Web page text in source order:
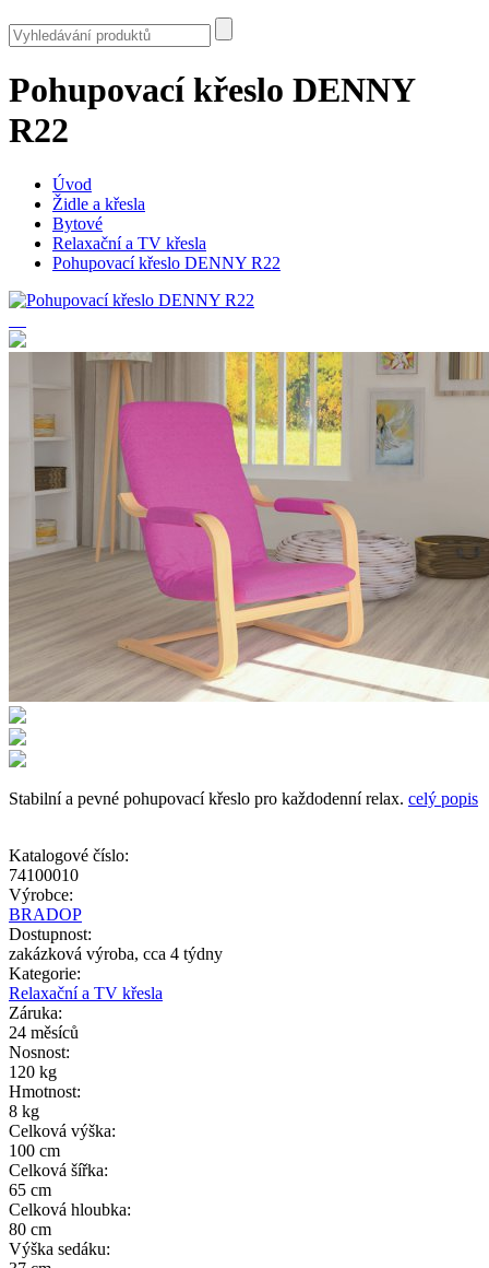
Pohupovací křeslo DENNY
R22
Úvod
Židle a křesla
Bytové
Relaxační a TV křesla
Pohupovací křeslo DENNY R22
Stabilní a pevné pohupovací křeslo pro každodenní relax. celý popis
Katalogové číslo:
74100010
Výrobce:
BRADOP
Dostupnost:
zakázková výroba, cca 4 týdny
Kategorie:
Relaxační a TV křesla
Záruka:
24 měsíců
Nosnost:
120 kg
Hmotnost:
8 kg
Celková výška:
100 cm
Celková šířka:
65 cm
Celková hloubka:
80 cm
Výška sedáku: